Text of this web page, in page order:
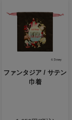
ファンタジア / サテン
巾着